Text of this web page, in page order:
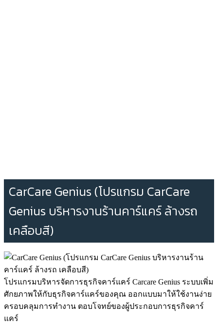
CarCare Genius (โปรแกรม CarCare
Genius บริหารงานร้านคาร์แคร์ ล้างรถ
เคลือบสี)
โปรแกรมบริหารจัดการธุรกิจคาร์แคร์ Carcare Genius ระบบเพิ่ม
ศักยภาพให้กับธุรกิจคาร์แคร์ของคุณ ออกแบบมาให้ใช้งานง่าย
ครอบคลุมการทำงาน ตอบโจทย์ของผู้ประกอบการธุรกิจคาร์
แคร์